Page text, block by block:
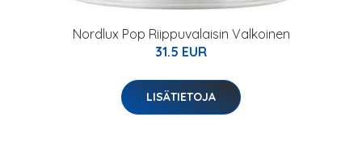
Nordlux Pop Riippuvalaisin Valkoinen
31.5 EUR
LISÄTIETOJA